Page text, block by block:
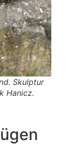
Skulptur
Hanicz.